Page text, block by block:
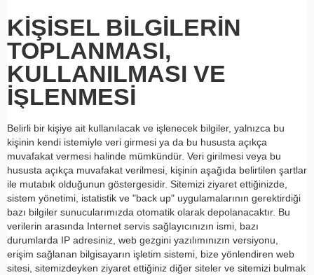
KİŞİSEL BİLGİLERİN
TOPLANMASI,
KULLANILMASI VE
İŞLENMESİ
Belirli bir kişiye ait kullanılacak ve işlenecek bilgiler, yalnızca bu
kişinin kendi istemiyle veri girmesi ya da bu hususta açıkça
muvafakat vermesi halinde mümkündür. Veri girilmesi veya bu
hususta açıkça muvafakat verilmesi, kişinin aşağıda belirtilen şartlar
ile mutabık olduğunun göstergesidir. Sitemizi ziyaret ettiğinizde,
sistem yönetimi, istatistik ve "back up" uygulamalarının gerektirdiği
bazı bilgiler sunucularımızda otomatik olarak depolanacaktır. Bu
verilerin arasında Internet servis sağlayıcınızın ismi, bazı
durumlarda IP adresiniz, web gezgini yazılımınızın versiyonu,
erişim sağlanan bilgisayarın işletim sistemi, bize yönlendiren web
sitesi, sitemizdeyken ziyaret ettiğiniz diğer siteler ve sitemizi bulmak
Safari Yapay Zeka Ürün Bulma Asistanı
Merhaba! Ben Akıllı Yapay Zeka
Asistanınız. Sitemizdeki binlerce polis
malzemesi, taktik giyim ve ekipman
arasından aradığınız ürünü bulmanıza
yardımcı olabilirim. Ne aramıştınız? 👮‍♂️